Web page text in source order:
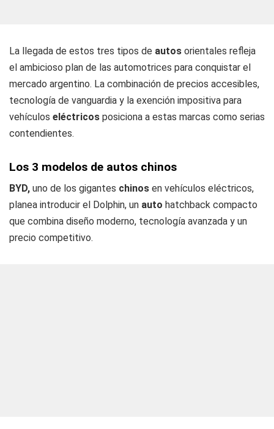
La llegada de estos tres tipos de autos orientales refleja
el ambicioso plan de las automotrices para conquistar el
mercado argentino. La combinación de precios accesibles,
tecnología de vanguardia y la exención impositiva para
vehículos eléctricos posiciona a estas marcas como serias
contendientes.
Los 3 modelos de autos chinos
BYD, uno de los gigantes chinos en vehículos eléctricos,
planea introducir el Dolphin, un auto hatchback compacto
que combina diseño moderno, tecnología avanzada y un
precio competitivo.